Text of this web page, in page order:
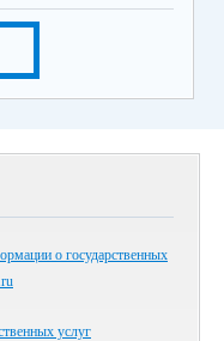
о государственных
услуг